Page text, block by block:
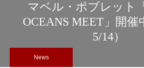
マベル・ポブレット
OCEANS MEET」開催
5/14）
News